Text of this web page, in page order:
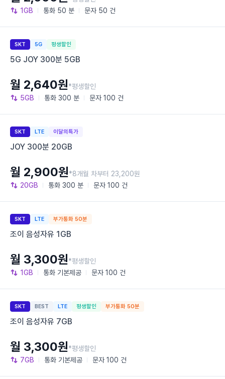
1GB 통화 50 분 문자 50 건
SKT 5G 평생할인
5G JOY 300분 5GB
5GB 통화 300 분 문자 100 건
월 2,640원*평생할인
SKT LTE 이달의특가
JOY 300분 20GB
20GB 통화 300 분 문자 100 건
월 2,900원*8개월 차부터 23,200원
SKT LTE 부가통화 50분
조이 음성자유 1GB
1GB 통화 기본제공 문자 100 건
월 3,300원*평생할인
SKT BEST LTE 평생할인 부가통화 50분
조이 음성자유 7GB
7GB 통화 기본제공 문자 100 건
월 3,300원*평생할인